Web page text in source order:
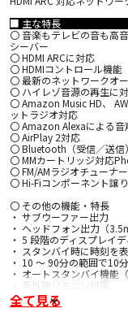
■ 主な特長
〇 音楽もテレビの音も高
シーバー
〇 HDMI ARCに対応
〇 HDMIコントロール機能
〇 最新のネットワークオ
〇 ハイレゾ音源の再生に
〇 Amazon Music HD、
ットラジオ対応
〇 Amazon Alexaによる
〇 AirPlay 2対応
〇 Bluetooth（受信／送信
〇 MMカートリッジ対応
〇 FM/AMラジオチューナ
〇 Hi-Fiコンポーネント譲
〇 その他の機能・特長
・ サブウーファー出力
・ ヘッドフォン出力（
・ 5 段階のディスプレイ
・ スタンバイ時に時刻を
・ 10 ～ 90分の範囲で10
・ オートスタンバイ機能
・ 赤外線リモコン付属
・ オンライン・ファーム
・ 着脱式電源コード
全て見る